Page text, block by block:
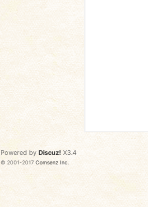
语
Powered by Discuz! X3.4
© 2001-2017 Comsenz Inc.